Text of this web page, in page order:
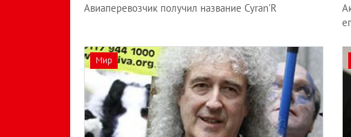
Авиаперевозчик получил название Cyran'R
Мир